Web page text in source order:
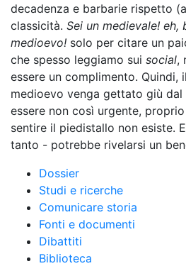
decadenza e barbarie rispetto
classicità. Sei un medievale! eh,
medioevo! solo per citare un
che spesso leggiamo sui social,
essere un complimento. Quindi,
medioevo venga gettato giù
essere non così urgente,
sentire il piedistallo non esiste.
tanto - potrebbe rivelarsi un
Dossier
Studi e ricerche
Comunicare storia
Fonti e documenti
Dibattiti
Biblioteca